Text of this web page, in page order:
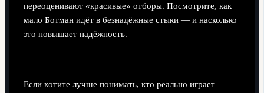
переоценивают «красивые» отборы. Посмотрите, как
мало Ботман идёт в безнадёжные стыки — и насколько
это повышает надёжность.
Если хотите лучше понимать, кто реально играет